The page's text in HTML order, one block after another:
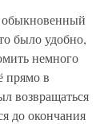
было удобно,
немного
прямо в
возвращаться
до окончания